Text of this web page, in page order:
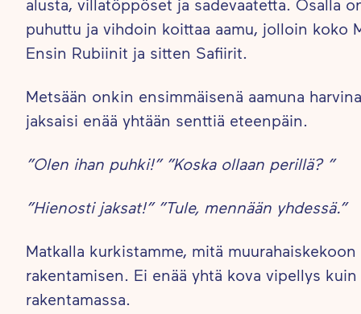
alusta, villatöppöset ja sadevaatetta. Osalla
puhuttu ja vihdoin koittaa aamu, jolloin koko
Ensin Rubiinit ja sitten Safiirit.
Metsään onkin ensimmäisenä aamuna
jaksaisi enää yhtään senttiä eteenpäin.
”Olen ihan puhki!” ”Koska ollaan perillä? ”
”Hienosti jaksat!” ”Tule, mennään yhdessä.”
Matkalla kurkistamme, mitä
rakentamisen. Ei enää yhtä kova vipellys
rakentamassa.